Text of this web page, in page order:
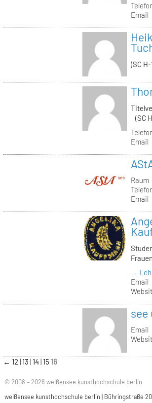
Email
(SC H-
(SC
Email
Raum
Email
→
Email
see
Email
← 12 13 14 15 16
© 2008 – 2026 weißensee kunsthochschule berlin
weißensee kunsthochschule berlin | Bühringstraße 20